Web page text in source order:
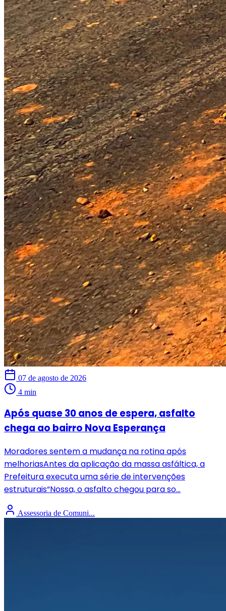
07 de agosto de 2026
4 min
Após quase 30 anos de espera, asfalto
chega ao bairro Nova Esperança
Moradores sentem a mudança na rotina após
melhoriasAntes da aplicação da massa asfáltica, a
Prefeitura executa uma série de intervenções
estruturais“Nossa, o asfalto chegou para so...
Assessoria de Comuni...